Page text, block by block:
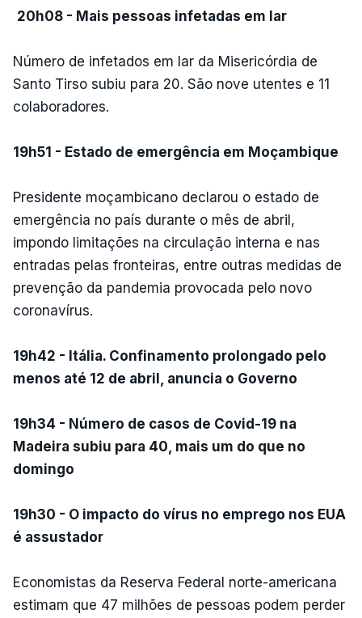
20h08 - Mais pessoas infetadas em lar
Número de infetados em lar da Misericórdia de
Santo Tirso subiu para 20. São nove utentes e 11
colaboradores.
19h51 - Estado de emergência em Moçambique
Presidente moçambicano declarou o estado de
emergência no país durante o mês de abril,
impondo limitações na circulação interna e nas
entradas pelas fronteiras, entre outras medidas de
prevenção da pandemia provocada pelo novo
coronavírus.
19h42 - Itália. Confinamento prolongado pelo
menos até 12 de abril, anuncia o Governo
19h34 - Número de casos de Covid-19 na
Madeira subiu para 40, mais um do que no
domingo
19h30 - O impacto do vírus no emprego nos EUA
é assustador
Economistas da Reserva Federal norte-americana
estimam que 47 milhões de pessoas podem perder